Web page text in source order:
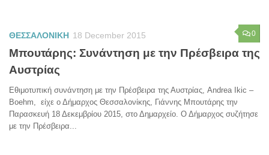
0
ΘΕΣΣΑΛΟΝΙΚΗ 18 December 2015
Μπουτάρης: Συνάντηση με την Πρέσβειρα της
Αυστρίας
Εθιμοτυπική συνάντηση με την Πρέσβειρα της Αυστρίας, Andrea Ikic –
Boehm, είχε ο Δήμαρχος Θεσσαλονίκης, Γιάννης Μπουτάρης την
Παρασκευή 18 Δεκεμβρίου 2015, στο Δημαρχείο. Ο Δήμαρχος συζήτησε
με την Πρέσβειρα...